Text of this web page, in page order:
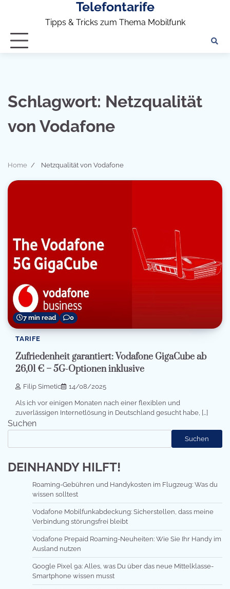
Telefontarife
Tipps & Tricks zum Thema Mobilfunk
Schlagwort: Netzqualität
von Vodafone
Home Netzqualität von Vodafone
7 min read 0
TARIFE
Zufriedenheit garantiert: Vodafone GigaCube ab
26,01 € – 5G-Optionen inklusive
Filip Simetic 14/08/2025
Als ich vor einigen Monaten nach einer flexiblen und
zuverlässigen Internetlösung in Deutschland gesucht habe, […]
Suchen
Suchen
DEINHANDY HILFT!
Roaming-Gebühren und Handykosten im Flugzeug: Was du
wissen solltest
Vodafone Mobilfunkabdeckung: Sicherstellen, dass meine
Verbindung störungsfrei bleibt
Vodafone Prepaid Roaming-Neuheiten: Wie Sie Ihr Handy im
Ausland nutzen
Google Pixel 9a: Alles, was Du über das neue Mittelklasse-
Smartphone wissen musst